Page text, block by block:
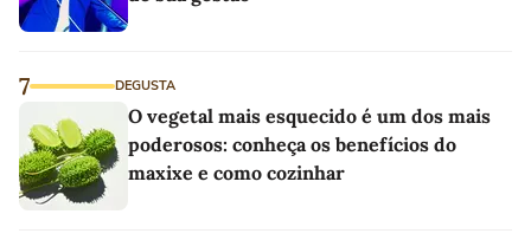
7 DEGUSTA
O vegetal mais esquecido é um dos mais
poderosos: conheça os benefícios do
maxixe e como cozinhar